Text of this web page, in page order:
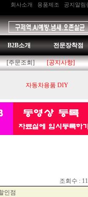
회사소개 용품제조 공지알림
B2B소개 전문장착점
[주문조회] [공지사항]
자동차용품 DIY
조회수 :
인점